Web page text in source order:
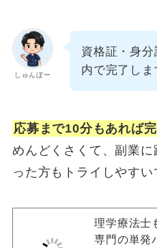
しゅんぼー
資格証・身
内で完了しま
応募まで10分もあれば
めんどくさくて、副業
った方もトライしやすい
理学療法士
専門の単発